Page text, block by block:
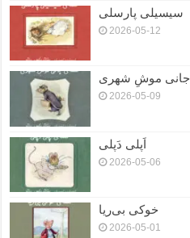
سیسیلی پارسلی
2026-05-12
جانی موشِ شهری
2026-05-09
اَپلی دَپلی
2026-05-06
خوکی بی‌ریا
2026-05-01